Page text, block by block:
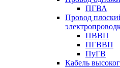
ПГВА
Провод
ПВВП
ПГВВП
ПуГВ
Кабель